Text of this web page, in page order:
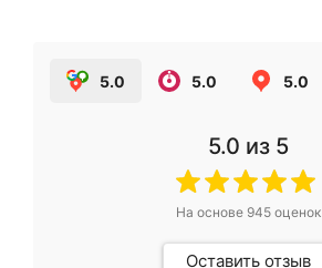
5.0 5.0 5.0
5.0 из 5
На основе 945оценок
Оставить отзыв